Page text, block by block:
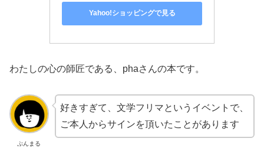
Yahoo!ショッピングで見る
わたしの心の師匠である、phaさんの本です。
ぷんまる
好きすぎて、文学フリマというイベントで、
ご本人からサインを頂いたことがあります